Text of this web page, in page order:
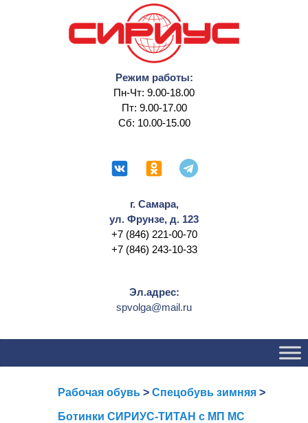
Режим работы:
Пн-Чт: 9.00-18.00
Пт: 9.00-17.00
Сб: 10.00-15.00
г. Самара,
ул. Фрунзе, д. 123
+7 (846) 221-00-70
+7 (846) 243-10-33
Эл.адрес:
spvolga@mail.ru
содержимому
содержимомуРабочая обувь > Спецобувь зимняя >
Ботинки СИРИУС-ТИТАН с МП МС